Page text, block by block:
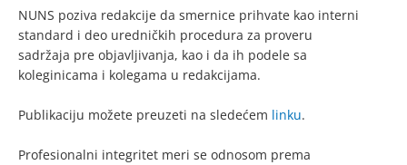
NUNS poziva redakcije da smernice prihvate kao interni
standard i deo uredničkih procedura za proveru
sadržaja pre objavljivanja, kao i da ih podele sa
koleginicama i kolegama u redakcijama.
Publikaciju možete preuzeti na sledećem linku.
Profesionalni integritet meri se odnosom prema